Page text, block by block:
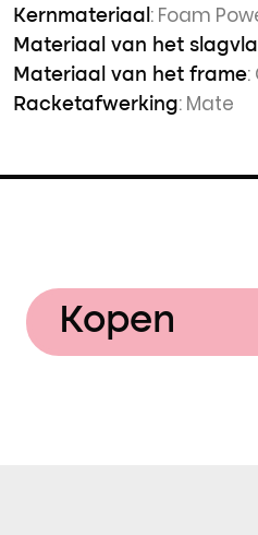
Kernmateriaal : Foam
Materiaal van het
Materiaal van het frame:
Racketafwerking: Mate
Kopen